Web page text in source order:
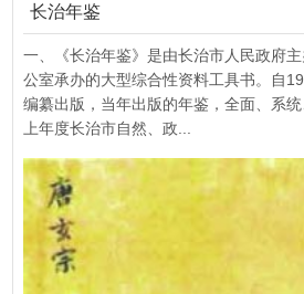
长治年鉴
一、《长治年鉴》是由长治市人民政府
公室承办的大型综合性资料工具书。自
编纂出版，当年出版的年鉴，全面、系
上年度长治市自然、政...